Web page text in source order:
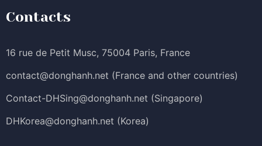
Contacts
16 rue de Petit Musc, 75004 Paris, France
contact@donghanh.net (France and other countries)
Contact-DHSing@donghanh.net (Singapore)
DHKorea@donghanh.net (Korea)